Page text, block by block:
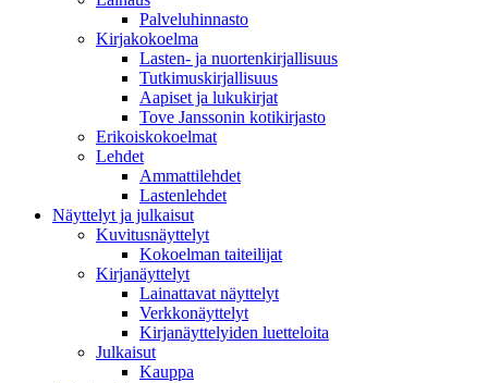
Palveluhinnasto
Kirjakokoelma
Lasten- ja nuortenkirjallisuus
Tutkimuskirjallisuus
Aapiset ja lukukirjat
Tove Janssonin kotikirjasto
Erikoiskokoelmat
Lehdet
Ammattilehdet
Lastenlehdet
Näyttelyt ja julkaisut
Kuvitusnäyttelyt
Kokoelman taiteilijat
Kirjanäyttelyt
Lainattavat näyttelyt
Verkkonäyttelyt
Kirjanäyttelyiden luetteloita
Julkaisut
Kauppa